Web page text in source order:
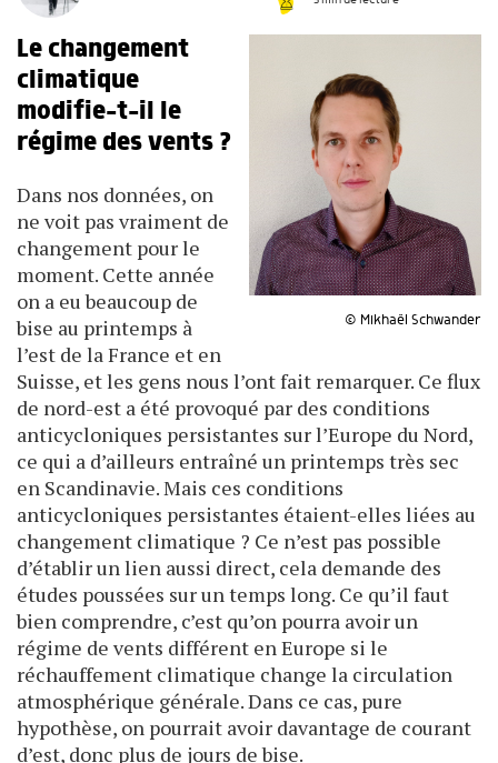
© Mikhaël Schwander
Le changement
climatique
modifie-t-il le
régime des vents ?
Dans nos données, on
ne voit pas vraiment de
changement pour le
moment. Cette année
on a eu beaucoup de
bise au printemps à
l’est de la France et en
Suisse, et les gens nous l’ont fait remarquer. Ce flux
de nord-est a été provoqué par des conditions
anticycloniques persistantes sur l’Europe du Nord,
ce qui a d’ailleurs entraîné un printemps très sec
en Scandinavie. Mais ces conditions
anticycloniques persistantes étaient-elles liées au
changement clima­tique ? Ce n’est pas possible
d’établir un lien aussi direct, cela demande des
études poussées sur un temps long. Ce qu’il faut
bien comprendre, c’est qu’on pourra avoir un
régime de vents différent en Europe si le
réchauffement climatique change la circulation
atmosphérique générale. Dans ce cas, pure
hypothèse, on pourrait avoir davantage de courant
d’est, donc plus de jours de bise.